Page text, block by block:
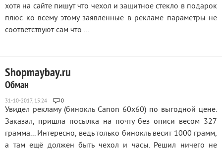
хотя на сайте пишут что чехол и защитное стекло в подарок
плюс ко всему этому заявленные в рекламе параметры не
соответствуют сам что ...
Shopmaybay.ru
Обман
0
Увидел рекламу (бинокль Canon 60x60) по выгодной цене.
Заказал, пришла посылка на почту без описи весом 327
грамма... Интересно, ведь только бинокль весит 1000 грамм,
а там ещё должен быть чехол и часы. Решил ничего не